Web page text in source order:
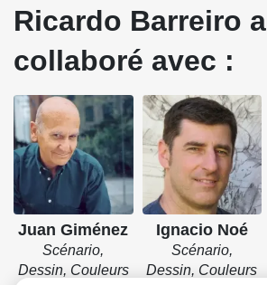
Ricardo Barreiro a
collaboré avec :
Juan Giménez
Scénario,
Dessin, Couleurs
Ignacio Noé
Scénario,
Dessin, Couleurs